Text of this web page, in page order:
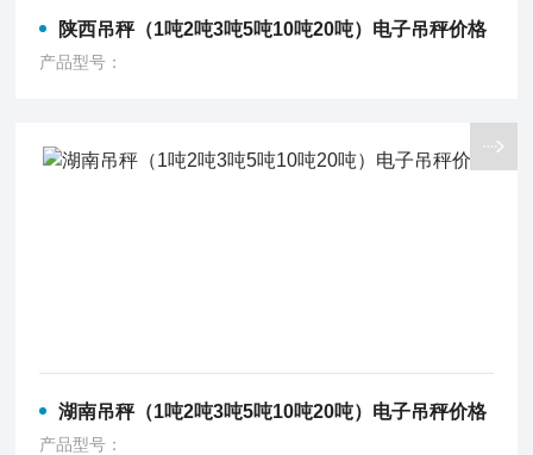
陕西吊秤（1吨2吨3吨5吨10吨20吨）电子吊秤价格
产品型号：
湖南吊秤（1吨2吨3吨5吨10吨20吨）电子吊秤价格
产品型号：